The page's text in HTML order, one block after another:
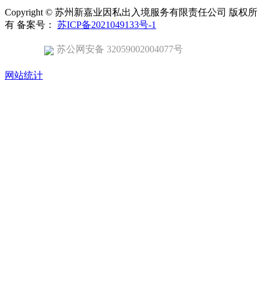
Copyright © 苏州新嘉业因私出入境服务有限责任公司 版权所
有 备案号： 苏ICP备2021049133号-1
苏公网安备 32059002004077号
网站统计